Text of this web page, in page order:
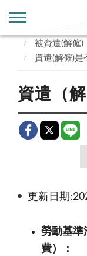
業務
被資遣(解僱)
資遣(解僱)是
資遣（
更新日期
勞動基準
費）：